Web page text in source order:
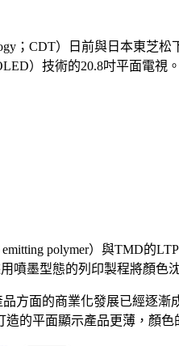
；CDT）日前與日本東芝
）技術的20.8吋平面電視。
polymer）與TMD的
噴墨型態的列印製程將顏色
方面的商業化發展已經逐
的平面顯示產品更薄，顏